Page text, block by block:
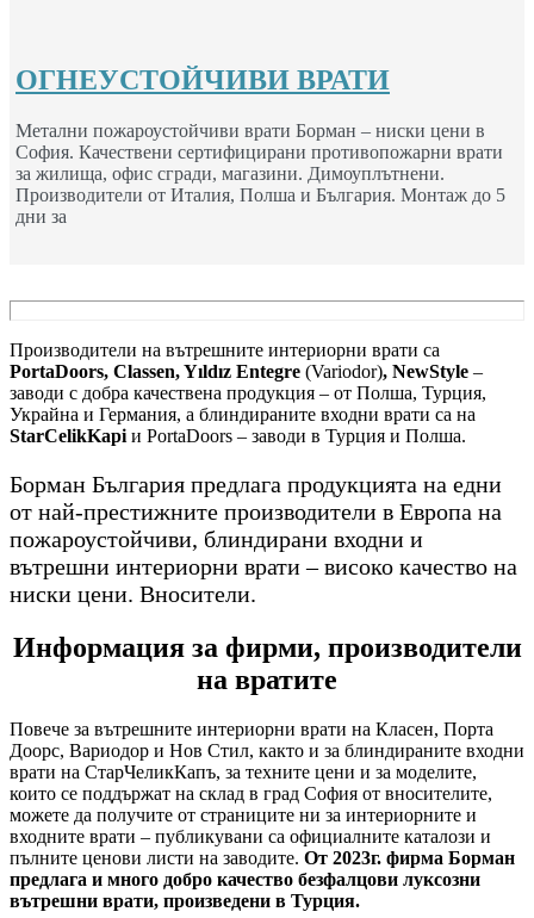
ОГНЕУСТОЙЧИВИ ВРАТИ
Метални пожароустойчиви врати Борман – ниски цени в
София. Качествени сертифицирани противопожарни врати
за жилища, офис сгради, магазини. Димоуплътнени.
Производители от Италия, Полша и България. Монтаж до 5
дни за
Производители на вътрешните интериорни врати са
PortaDoors, Classen, Yıldız Entegre (Variodor), NewStyle –
заводи с добра качествена продукция – от Полша, Турция,
Украйна и Германия, а блиндираните входни врати са на
StarCelikKapi и PortaDoors – заводи в Турция и Полша.
Борман България предлага продукцията на едни
от най-престижните производители в Европа на
пожароустойчиви, блиндирани входни и
вътрешни интериорни врати – високо качество на
ниски цени. Вносители.
Информация за фирми, производители
на вратите
Повече за вътрешните интериорни врати на Класен, Порта
Доорс, Вариодор и Нов Стил, както и за блиндираните входни
врати на СтарЧеликКапъ, за техните цени и за моделите,
които се поддържат на склад в град София от вносителите,
можете да получите от страниците ни за интериорните и
входните врати – публикувани са официалните каталози и
пълните ценови листи на заводите. От 2023г. фирма Борман
предлага и много добро качество безфалцови луксозни
вътрешни врати, произведени в Турция.